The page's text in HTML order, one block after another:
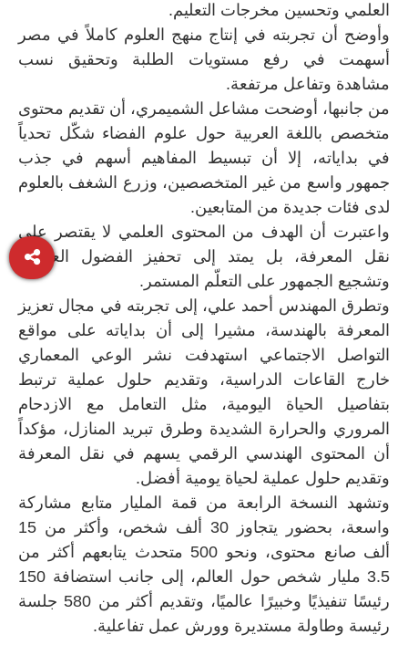
العلمي وتحسين مخرجات التعليم.
وأوضح أن تجربته في إنتاج منهج العلوم كاملاً في مصر
أسهمت في رفع مستويات الطلبة وتحقيق نسب
مشاهدة وتفاعل مرتفعة.
من جانبها، أوضحت مشاعل الشميمري، أن تقديم محتوى
متخصص باللغة العربية حول علوم الفضاء شكّل تحدياً
في بداياته، إلا أن تبسيط المفاهيم أسهم في جذب
جمهور واسع من غير المتخصصين، وزرع الشغف بالعلوم
لدى فئات جديدة من المتابعين.
واعتبرت أن الهدف من المحتوى العلمي لا يقتصر على
نقل المعرفة، بل يمتد إلى تحفيز الفضول العلمي،
وتشجيع الجمهور على التعلّم المستمر.
وتطرق المهندس أحمد علي، إلى تجربته في مجال تعزيز
المعرفة بالهندسة، مشيرا إلى أن بداياته على مواقع
التواصل الاجتماعي استهدفت نشر الوعي المعماري
خارج القاعات الدراسية، وتقديم حلول عملية ترتبط
بتفاصيل الحياة اليومية، مثل التعامل مع الازدحام
المروري والحرارة الشديدة وطرق تبريد المنازل، مؤكداً
أن المحتوى الهندسي الرقمي يسهم في نقل المعرفة
وتقديم حلول عملية لحياة يومية أفضل.
وتشهد النسخة الرابعة من قمة المليار متابع مشاركة
واسعة، بحضور يتجاوز 30 ألف شخص، وأكثر من 15
ألف صانع محتوى، ونحو 500 متحدث يتابعهم أكثر من
3.5 مليار شخص حول العالم، إلى جانب استضافة 150
رئيسًا تنفيذيًا وخبيرًا عالميًا، وتقديم أكثر من 580 جلسة
رئيسة وطاولة مستديرة وورش عمل تفاعلية.